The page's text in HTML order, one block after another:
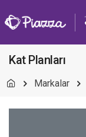
Kat Planları
Markalar